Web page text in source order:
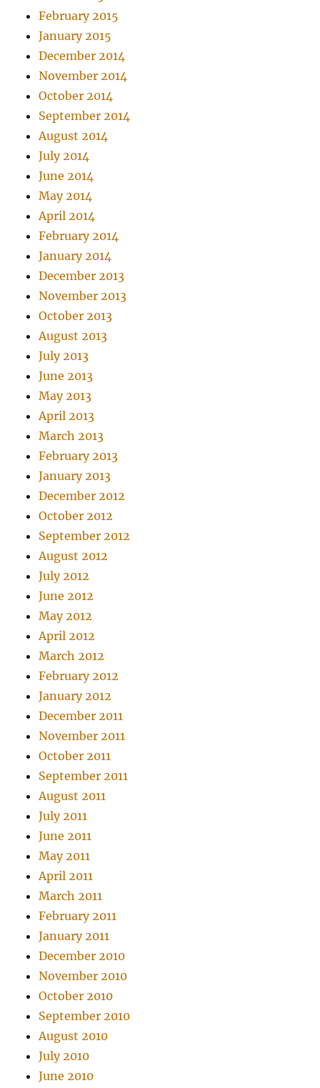
February 2015
January 2015
December 2014
November 2014
October 2014
September 2014
August 2014
July 2014
June 2014
May 2014
April 2014
February 2014
January 2014
December 2013
November 2013
October 2013
August 2013
July 2013
June 2013
May 2013
April 2013
March 2013
February 2013
January 2013
December 2012
October 2012
September 2012
August 2012
July 2012
June 2012
May 2012
April 2012
March 2012
February 2012
January 2012
December 2011
November 2011
October 2011
September 2011
August 2011
July 2011
June 2011
May 2011
April 2011
March 2011
February 2011
January 2011
December 2010
November 2010
October 2010
September 2010
August 2010
July 2010
June 2010